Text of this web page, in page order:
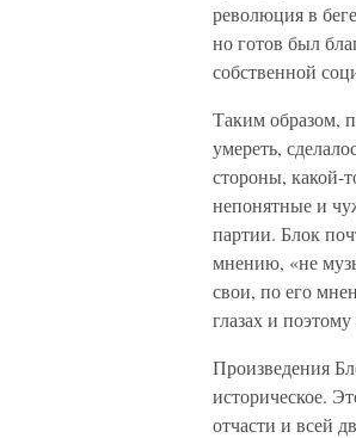
революция в
но готов был
собственной
Таким образом,
умереть,
стороны, какой-
непонятные и
партии. Блок
мнению, «не
свои, по его
глазах и
Произведения
историческое.
отчасти и всей